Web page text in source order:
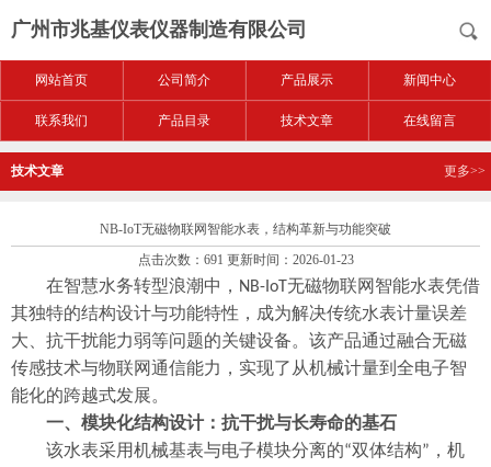
广州市兆基仪表仪器制造有限公司
网站首页 公司简介 产品展示 新闻中心
联系我们 产品目录 技术文章 在线留言
技术文章 更多>>
NB-IoT无磁物联网智能水表，结构革新与功能突破
点击次数：691 更新时间：2026-01-23
在智慧水务转型浪潮中， NB-IoT 无磁物联网智能水表凭借
其独特的结构设计与功能特性，成为解决传统水表计量误差
大、抗干扰能力弱等问题的关键设备。该产品通过融合无磁
传感技术与物联网通信能力，实现了从机械计量到全电子智
能化的跨越式发展。
一、模块化结构设计：抗干扰与长寿命的基石
该水表采用机械基表与电子模块分离的“双体结构” ，机